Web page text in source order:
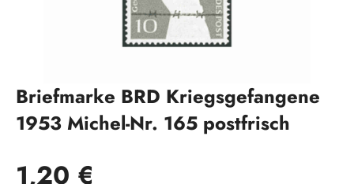
Briefmarke BRD Kriegsgefangene
1953 Michel-Nr. 165 postfrisch
Regulärer Preis:
1,20 €